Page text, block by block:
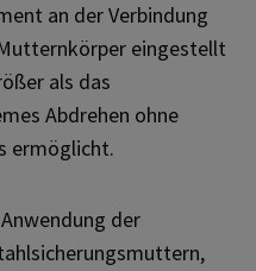
an der Verbindung
eingestellt
als das
Abdrehen ohne
ermöglicht.
der